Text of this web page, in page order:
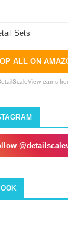
Sets
ALL ON
earns